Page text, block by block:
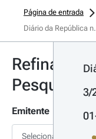
Página de entrada
Diário da República
Refinar
Pesquisa
Emitente
Selecionar
3/